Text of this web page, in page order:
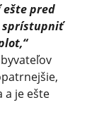
ešte pred
sprístupniť
a je ešte